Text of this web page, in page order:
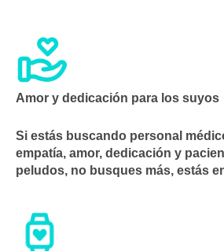
Amor y dedicación para los suyos
Si estás buscando personal
empatía, amor, dedicación y
peludos, no busques más, estás